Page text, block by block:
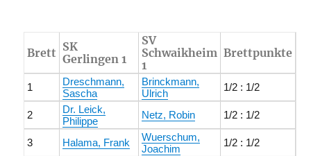
Brett SK
Gerlingen 1
SV
Schwaikheim
1
Brettpunkte
1
Dreschmann,
Sascha
Brinckmann,
Ulrich
1/2 : 1/2
2
Dr. Leick,
Philippe
Netz, Robin 1/2 : 1/2
3 Halama, Frank
Wuerschum,
Joachim
1/2 : 1/2